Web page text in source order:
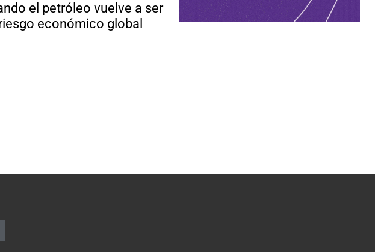
el petróleo vuelve a ser
económico global